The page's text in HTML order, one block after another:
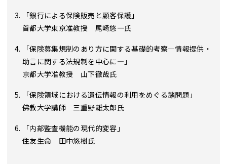
「銀行による保険販売と顧客保護」
首都大学東京准教授 尾崎悠一氏
「保険募集規制のあり方に関する基礎的考察―情報提供・
助言に関する法規制を中心に―」
京都大学准教授 山下徹哉氏
「保険領域における遺伝情報の利用をめぐる諸問題」
佛教大学講師 三重野雄太郎氏
「内部監査機能の現代的変容」
住友生命 田中悠樹氏